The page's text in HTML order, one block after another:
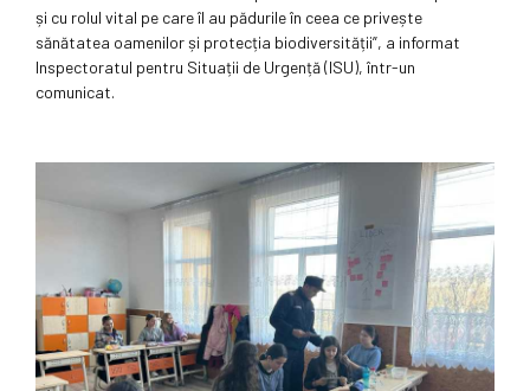
și cu rolul vital pe care îl au pădurile în ceea ce privește
sănătatea oamenilor și protecția biodiversității”, a informat
Inspectoratul pentru Situații de Urgență (ISU), într-un
comunicat.